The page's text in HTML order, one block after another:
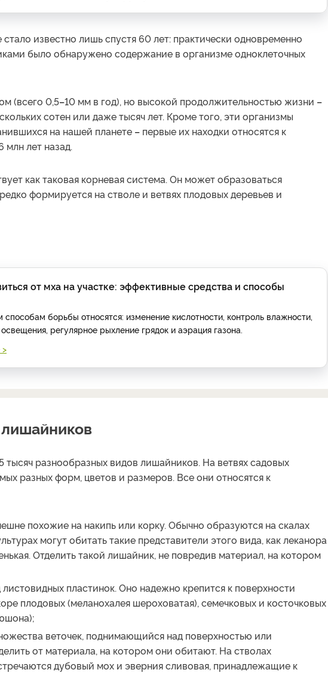
известно лишь спустя 60 лет: практически одновременно
было обнаружено содержание в организме одноклеточных
(всего 0,5–10 мм в год), но высокой продолжительностью жизни –
сотен или даже тысяч лет. Кроме того, эти организмы
на нашей планете – первые их находки относятся к
лет назад.
как таковая корневая система. Он может образоваться
формируется на стволе и ветвях плодовых деревьев и
от мха на участке: эффективные средства и способы
способам борьбы относятся: изменение кислотности, контроль влажности,
регулярное рыхление грядок и аэрация газона.
тысяч разнообразных видов лишайников. На ветвях садовых
разных форм, цветов и размеров. Все они относятся к
похожие на накипь или корку. Обычно образуются на скалах
могут обитать такие представители этого вида, как леканора
Отделить такой лишайник, не повредив материал, на котором
пластинок. Оно надежно крепится к поверхности
плодовых (меланохалея шероховатая), семечковых и косточковых
веточек, поднимающийся над поверхностью или
от материала, на котором они обитают. На стволах
дубовый мох и эверния сливовая, принадлежащие к